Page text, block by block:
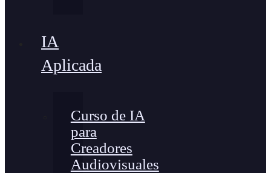
IA
Aplicada
Curso de IA
para
Creadores
Audiovisuales